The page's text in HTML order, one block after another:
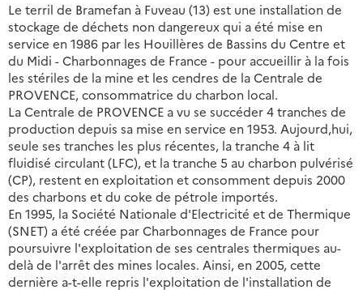
Le terril de Bramefan à Fuveau (13) est une installation de
stockage de déchets non dangereux qui a été mise en
service en 1986 par les Houillères de Bassins du Centre et
du Midi - Charbonnages de France - pour accueillir à la fois
les stériles de la mine et les cendres de la Centrale de
PROVENCE, consommatrice du charbon local.
La Centrale de PROVENCE a vu se succéder 4 tranches de
production depuis sa mise en service en 1953. Aujourd,hui,
seule ses tranches les plus récentes, la tranche 4 à lit
fluidisé circulant (LFC), et la tranche 5 au charbon pulvérisé
(CP), restent en exploitation et consomment depuis 2000
des charbons et du coke de pétrole importés.
En 1995, la Société Nationale d'Electricité et de Thermique
(SNET) a été créée par Charbonnages de France pour
poursuivre l'exploitation de ses centrales thermiques au-
delà de l'arrêt des mines locales. Ainsi, en 2005, cette
dernière a-t-elle repris l'exploitation de l'installation de